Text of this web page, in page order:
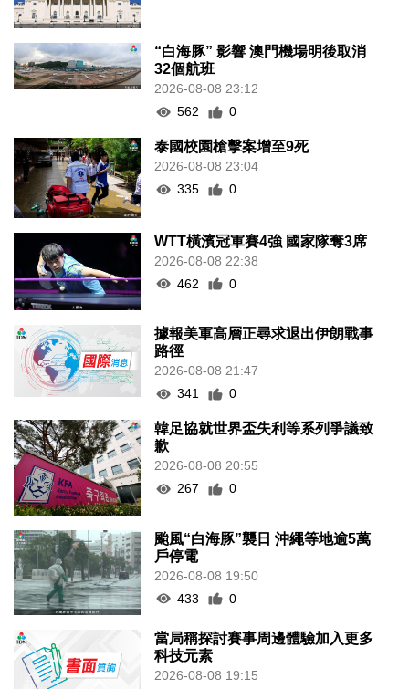
“白海豚” 影響 澳門機場明後取消
32個航班
2026-08-08 23:12
562
0
泰國校園槍擊案增至9死
2026-08-08 23:04
335
0
WTT橫濱冠軍賽4強 國家隊奪3席
2026-08-08 22:38
462
0
據報美軍高層正尋求退出伊朗戰事
路徑
2026-08-08 21:47
341
0
韓足協就世界盃失利等系列爭議致
歉
2026-08-08 20:55
267
0
颱風“白海豚”襲日 沖繩等地逾5萬
戶停電
2026-08-08 19:50
433
0
當局稱探討賽事周邊體驗加入更多
科技元素
2026-08-08 19:15